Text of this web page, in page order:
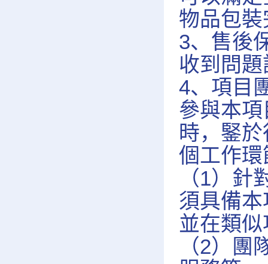
物品包
3、售後
收到問
4、項目
參與本
時，鋻
個工作
（1）
須具備
並在類
（2）